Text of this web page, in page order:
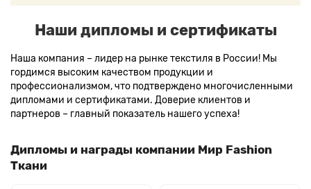
Наши дипломы и сертификаты
Наша компания – лидер на рынке текстиля в России! Мы
гордимся высоким качеством продукции и
профессионализмом, что подтверждено многочисленными
дипломами и сертификатами. Доверие клиентов и
партнеров – главный показатель нашего успеха!
Дипломы и награды компании Мир Fashion
Ткани